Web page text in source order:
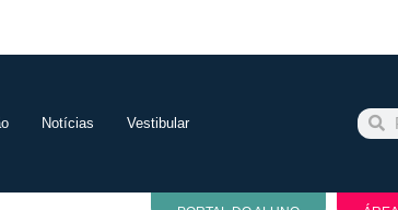
Notícias Vestibular